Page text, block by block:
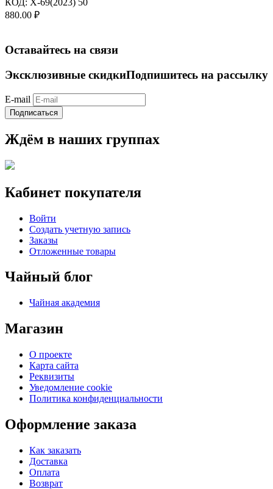
880.00 ₽
Оставайтесь на связи
Эксклюзивные скидкиПодпишитесь на рассылку
E-mail
Подписаться
Ждём в наших группах
Кабинет покупателя
Войти
Создать учетную запись
Заказы
Отложенные товары
Чайный блог
Чайная академия
Магазин
О проекте
Карта сайта
Реквизиты
Уведомление cookie
Политика конфиденциальности
Оформление заказа
Как заказать
Доставка
Оплата
Возврат